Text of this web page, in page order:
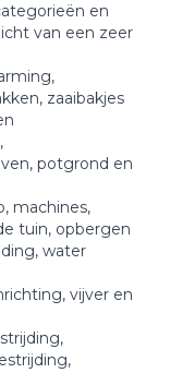
en
van een zeer
zaaibakjes
potgrond en
machines,
tuin, opbergen
water
vijver en